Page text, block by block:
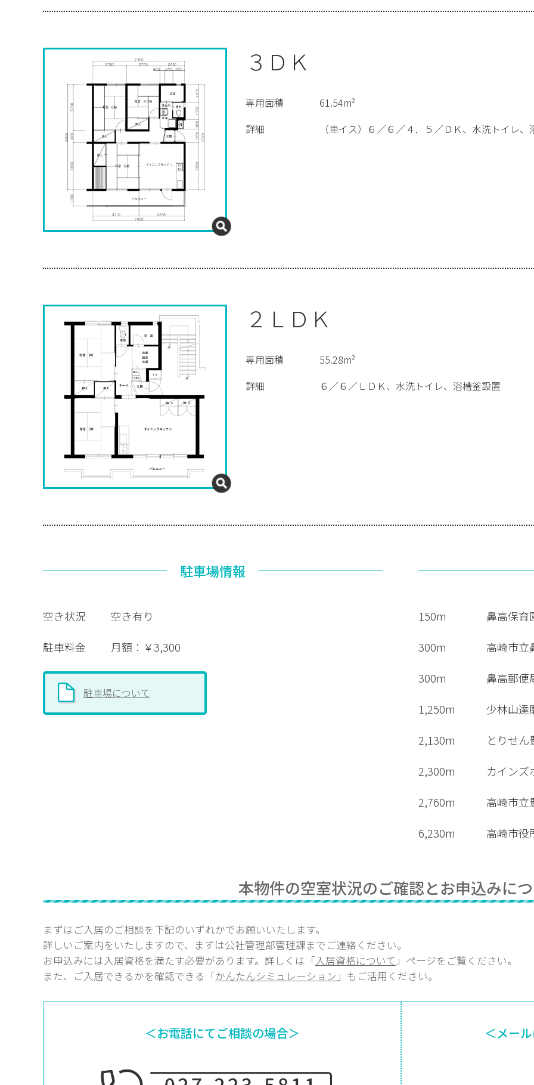
３ＤＫ
専用面積
61.54m²
詳細
（車イス）６／６／４．５／ＤＫ、水洗トイレ、
２ＬＤＫ
専用面積
55.28m²
詳細
６／６／ＬＤＫ、水洗トイレ、浴槽釜設置
駐車場情報
空き状況
空き有り
駐車料金
月額：￥3,300
駐車場について
150m
鼻高保育
300m
高崎市立
300m
鼻高郵便
1,250m
少林山達
2,130m
とりせん
2,300m
カインズ
2,760m
高崎市立
6,230m
高崎市役
本物件の空室状況のご確認とお申込みに
まずはご入居のご相談を下記のいずれかでお願いいたします。
詳しいご案内をいたしますので、まずは公社管理部管理課までご連絡ください。
お申込みには入居資格を満たす必要があります。詳しくは「入居資格について 」ページをご覧ください。
また、ご入居できるかを確認できる「かんたんシミュレーション 」もご活用ください。
＜お電話にてご相談の場合＞ ＜メー